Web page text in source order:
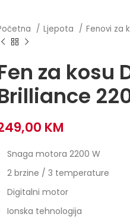
Ljepota Fenovi za
za kosu
KM
Snaga motora 2200 W
2 brzine / 3 temperature
Digitalni motor
Ionska tehnologija